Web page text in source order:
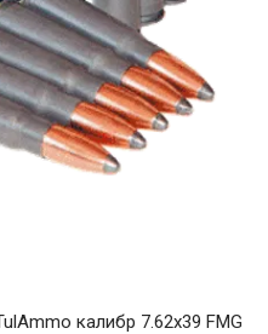
калибр 7.62х39 FMG